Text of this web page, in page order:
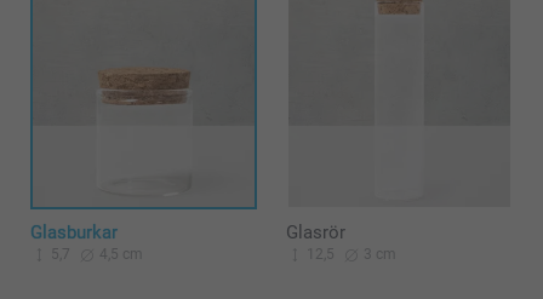
Glasburkar
5,7 4,5 cm
Glasrör
12,5 3 cm